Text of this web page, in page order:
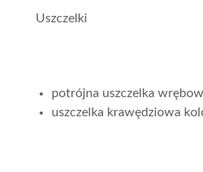
Uszczelki
potrójna uszczelka
uszczelka krawędziowa